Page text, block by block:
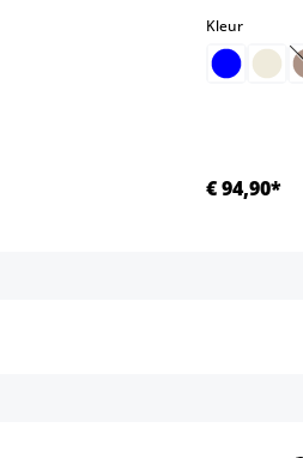
Kleurselect
€ 94,90*